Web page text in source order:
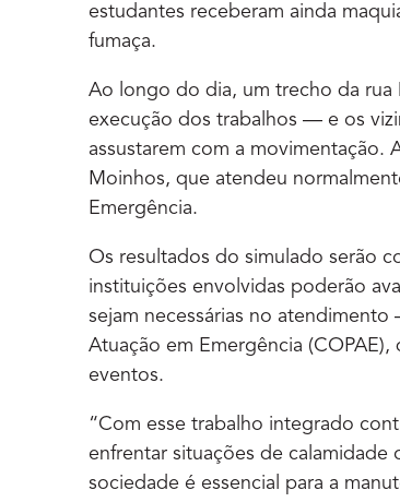
estudantes receberam ainda
fumaça.
Ao longo do dia, um trecho da rua
execução dos trabalhos — e os
assustarem com a movimentação.
Moinhos, que atendeu
Emergência.
Os resultados do simulado serão
instituições envolvidas poderão
sejam necessárias no
Atuação em Emergência
eventos.
“Com esse trabalho integrado
enfrentar situações de
sociedade é essencial para a